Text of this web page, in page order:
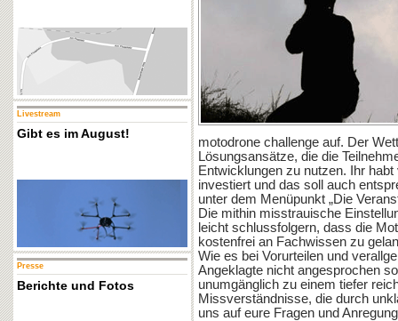
Livestream
Gibt es im August!
Presse
Berichte und Fotos
motodrone challenge auf. Der
Lösungsansätze, die die
Entwicklungen zu nutzen. Ihr
investiert und das soll auch
unter dem Menüpunkt „Die
Die mithin misstrauische
leicht schlussfolgern, dass die
kostenfrei an Fachwissen zu
Wie es bei Vorurteilen und
Angeklagte nicht angesprochen
unumgänglich zu einem tiefer
Missverständnisse, die durch
uns auf eure Fragen und